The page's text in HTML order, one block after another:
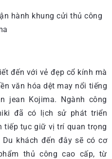
đến với vẻ đẹp cổ kính mà
văn hóa dệt may nổi tiếng
jean Kojima. Ngành công
đã có lịch sử phát triển
tiếp tục giữ vị trí quan trọng
khách đến đây sẽ có cơ
thủ công cao cấp, từ